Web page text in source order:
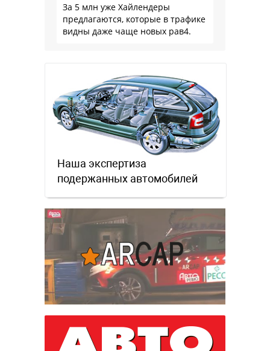
За 5 млн уже Хайлендеры
предлагаются, которые в трафике
видны даже чаще новых рав4.
Наша экспертиза
подержанных автомобилей